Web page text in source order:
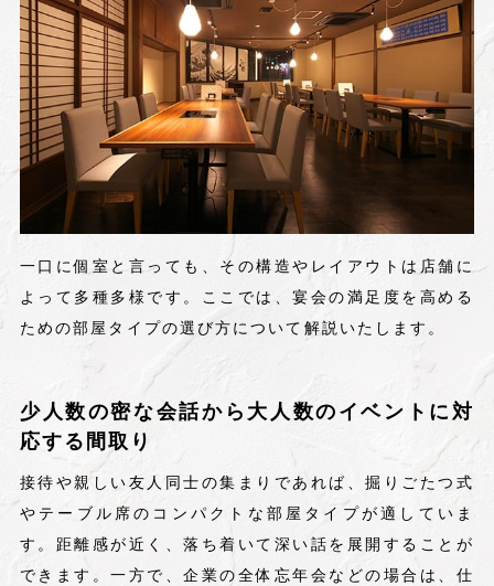
一口に個室と言っても、その構造やレイアウトは店舗に
よって多種多様です。ここでは、宴会の満足度を高める
ための部屋タイプの選び方について解説いたします。
少人数の密な会話から大人数のイベントに対
応する間取り
接待や親しい友人同士の集まりであれば、掘りごたつ式
やテーブル席のコンパクトな部屋タイプが適していま
す。距離感が近く、落ち着いて深い話を展開することが
できます。一方で、企業の全体忘年会などの場合は、仕